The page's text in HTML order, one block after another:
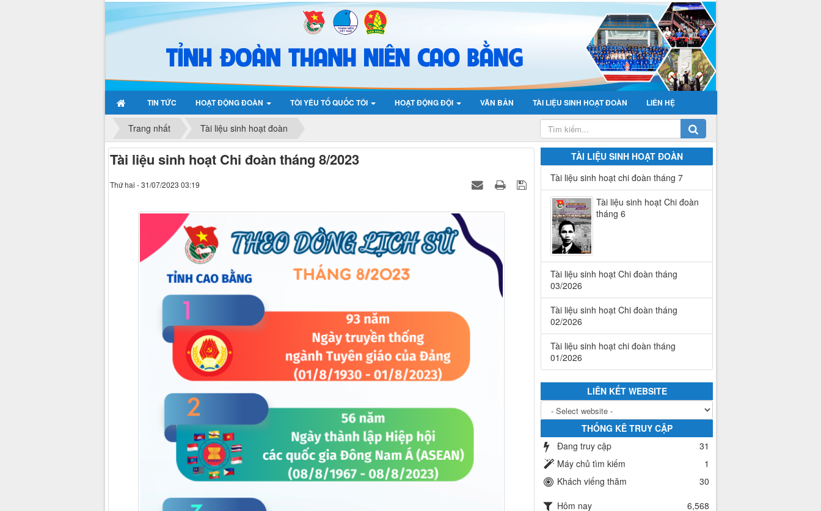
TIN TỨC HOẠT ĐỘNG ĐOÀN TÔI YÊU TỔ QUỐC TÔI HOẠT ĐỘNG ĐỘI VĂN BẢN TÀI LIỆU SINH HOẠT ĐOÀN LIÊN HỆ
Trang nhất Tài liệu sinh hoạt đoàn
Tài liệu sinh hoạt Chi đoàn tháng 8/2023
Thứ hai - 31/07/2023 03:19
TÀI LIỆU SINH HOẠT ĐOÀN
Tài liệu sinh hoạt chi đoàn tháng 7
Tài liệu sinh hoạt Chi đoàn
tháng 6
Tài liệu sinh hoạt Chi đoàn tháng
03/2026
Tài liệu sinh hoạt Chi đoàn tháng
02/2026
Tài liệu sinh hoạt chi đoàn tháng
01/2026
LIÊN KẾT WEBSITE
THỐNG KÊ TRUY CẬP
Đang truy cập
31
Máy chủ tìm kiếm
1
Khách viếng thăm
30
Hôm nay
6,568